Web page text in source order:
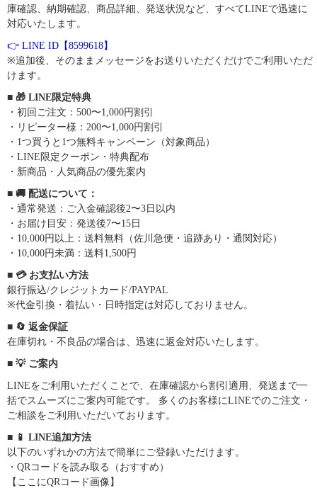
庫確認、納期確認、商品詳細、発送状況など、すべてLINEで迅速に
対応いたします。
👉 LINE ID【8599618】
※追加後、そのままメッセージをお送りいただくだけでご利用いただ
けます。
■ 🎁 LINE限定特典
・初回ご注文：500〜1,000円割引
・リピーター様：200〜1,000円割引
・1つ買うと1つ無料キャンペーン（対象商品）
・LINE限定クーポン・特典配布
・新商品・人気商品の優先案内
■ 🚚 配送について：
・通常発送：ご入金確認後2〜3日以内
・お届け目安：発送後7〜15日
・10,000円以上：送料無料（佐川急便・追跡あり・通関対応）
・10,000円未満：送料1,500円
■ 💳 お支払い方法
銀行振込/クレジットカード/PAYPAL
※代金引換・着払い・日時指定は対応しておりません。
■ 🔄 返金保証
在庫切れ・不良品の場合は、迅速に返金対応いたします。
■ 💡 ご案内
LINEをご利用いただくことで、在庫確認から割引適用、発送まで一
括でスムーズにご案内可能です。 多くのお客様にLINEでのご注文・
ご相談をご利用いただいております。
■ 📱 LINE追加方法
以下のいずれかの方法で簡単にご登録いただけます。
・QRコードを読み取る（おすすめ）
【ここにQRコード画像】